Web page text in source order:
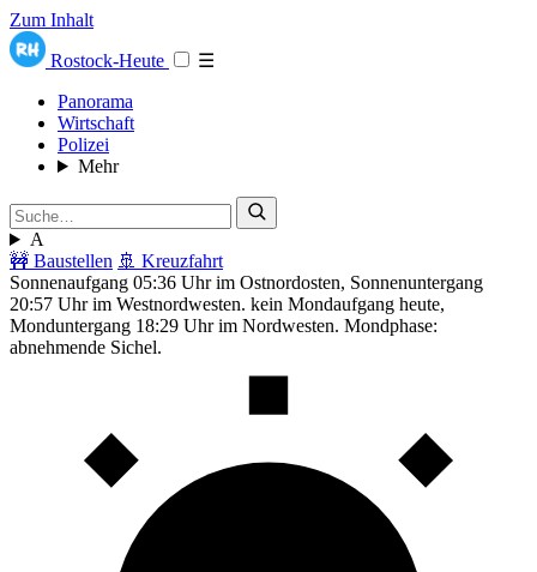
Zum Inhalt
Rostock-Heute
☰
Panorama
Wirtschaft
Polizei
Mehr
A
🚧 Baustellen 🚢 Kreuzfahrt
Sonnenaufgang 05:36 Uhr im Ostnordosten, Sonnenuntergang
20:57 Uhr im Westnordwesten. kein Mondaufgang heute,
Monduntergang 18:29 Uhr im Nordwesten. Mondphase:
abnehmende Sichel.